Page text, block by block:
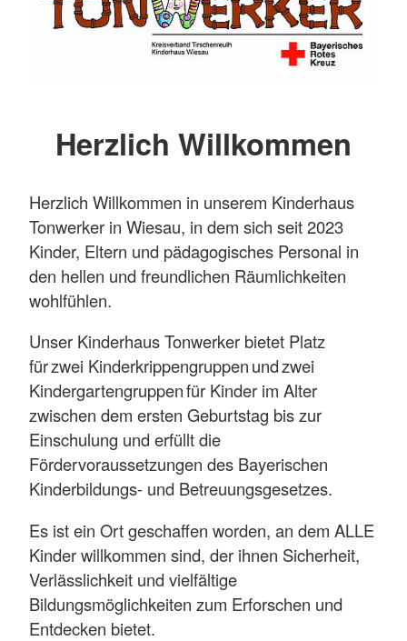
Herzlich Willkommen
Herzlich Willkommen in unserem Kinderhaus
Tonwerker in Wiesau, in dem sich seit 2023
Kinder, Eltern und pädagogisches Personal in
den hellen und freundlichen Räumlichkeiten
wohlfühlen.
Unser Kinderhaus Tonwerker bietet Platz
für zwei Kinderkrippengruppen und zwei
Kindergartengruppen für Kinder im Alter
zwischen dem ersten Geburtstag bis zur
Einschulung und erfüllt die
Fördervoraussetzungen des Bayerischen
Kinderbildungs- und Betreuungsgesetzes.
Es ist ein Ort geschaffen worden, an dem ALLE
Kinder willkommen sind, der ihnen Sicherheit,
Verlässlichkeit und vielfältige
Bildungsmöglichkeiten zum Erforschen und
Entdecken bietet.